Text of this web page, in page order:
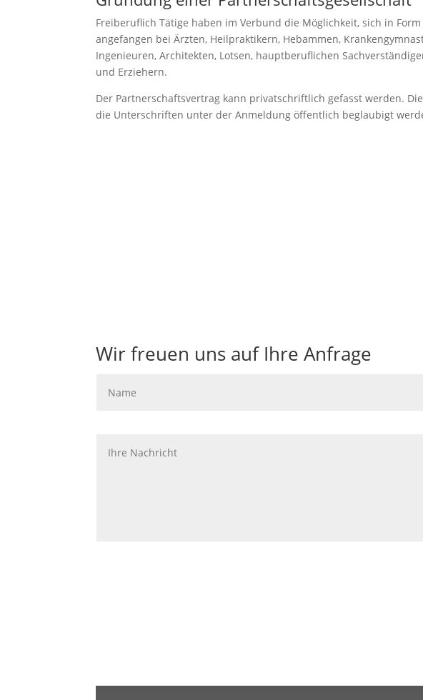
Freiberuflich Tätige haben im Verbund die Möglichkeit, sich in
angefangen bei Ärzten, Heilpraktikern, Hebammen,
Ingenieuren, Architekten, Lotsen, hauptberuflichen
und Erziehern.
Der Partnerschaftsvertrag kann privatschriftlich gefasst werden.
die Unterschriften unter der Anmeldung öffentlich beglaubigt
Wir freuen uns auf Ihre Anfrage